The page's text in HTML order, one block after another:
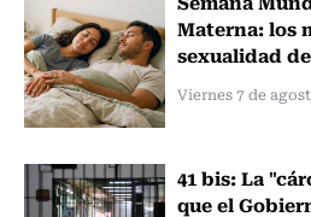
Materna: los
sexualidad
Viernes 7 de
41 bis: La
que el